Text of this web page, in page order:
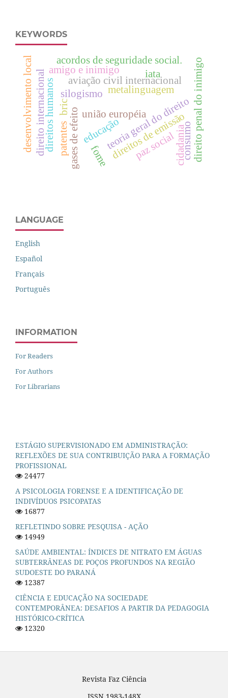
KEYWORDS
teoria geral do direito
silogismo metalinguagem
união européia
gases de efeito direitos de emissão
aviação civil internacional
iata direito penal do inimigo
amigo e inimigo
educação
direitos humanos
direito internacional cidadaniaconsumo
paz social
acordos de seguridade social.
desenvolvimento local bric
patentes fome
LANGUAGE
English
Español
Français
Português
INFORMATION
For Readers
For Authors
For Librarians
ESTÁGIO SUPERVISIONADO EM ADMINISTRAÇÃO:
REFLEXÕES DE SUA CONTRIBUIÇÃO PARA A FORMAÇÃO
PROFISSIONAL
24477
A PSICOLOGIA FORENSE E A IDENTIFICAÇÃO DE
INDIVÍDUOS PSICOPATAS
16877
REFLETINDO SOBRE PESQUISA - AÇÃO
14949
SAÚDE AMBIENTAL: ÍNDICES DE NITRATO EM ÁGUAS
SUBTERRÂNEAS DE POÇOS PROFUNDOS NA REGIÃO
SUDOESTE DO PARANÁ
12387
CIÊNCIA E EDUCAÇÃO NA SOCIEDADE
CONTEMPORÂNEA: DESAFIOS A PARTIR DA PEDAGOGIA
HISTÓRICO-CRÍTICA
12320
Revista Faz Ciência
ISSN 1983-148X